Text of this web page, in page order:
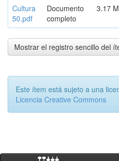
Cultura
50.pdf
Documento
completo
3.17
Mostrar el registro sencillo del
Este ítem está sujeto a una
Licencia Creative Commons